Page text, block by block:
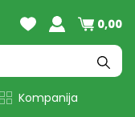
0,00
Kompanija